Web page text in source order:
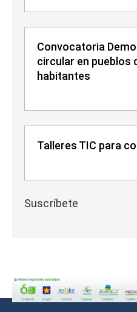
Convocatoria
circular en pueblos
habitantes
Talleres TIC para
Suscríbete